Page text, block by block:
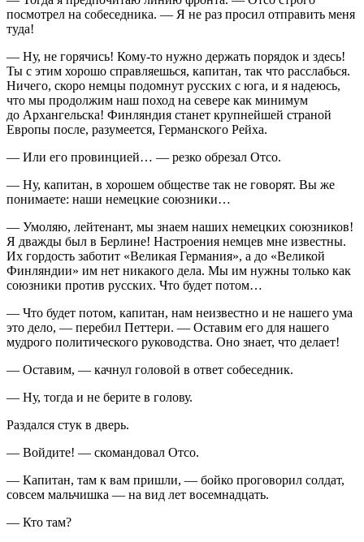
посмотрел на собеседника. — Я не раз просил отправить меня
туда!
— Ну, не горячись! Кому-то нужно держать порядок и здесь!
Ты с этим хорошо справляешься, капитан, так что расслабься.
Ничего, скоро немцы подомнут русских с юга, и я надеюсь,
что мы продолжим наш поход на севере как минимум
до Архангельска! Финляндия станет крупнейшей страной
Европы после, разумеется, Германского Рейха.
— Или его провинцией… — резко обрезал Отсо.
— Ну, капитан, в хорошем обществе так не говорят. Вы же
понимаете: наши немецкие союзники…
— Умоляю, лейтенант, мы знаем наших немецких союзников!
Я дважды был в Берлине! Настроения немцев мне известны.
Их гордость заботит «Великая Германия», а до «Великой
Финляндии» им нет никакого дела. Мы им нужны только как
союзники против русских. Что будет потом…
— Что будет потом, капитан, нам неизвестно и не нашего ума
это дело, — перебил Петтери. — Оставим его для нашего
мудрого политического руководства. Оно знает, что делает!
— Оставим, — качнул головой в ответ собеседник.
— Ну, тогда и не берите в голову.
Раздался стук в дверь.
— Войдите! — скомандовал Отсо.
— Капитан, там к вам пришли, — бойко проговорил солдат,
совсем мальчишка — на вид лет восемнадцать.
— Кто там?